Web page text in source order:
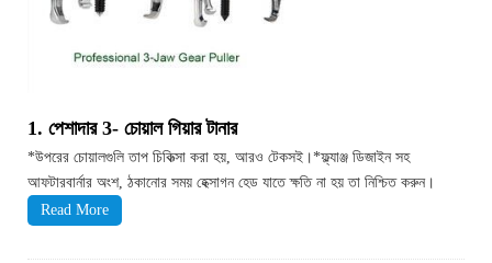
1. পেশাদার 3- চোয়াল গিয়ার টানার
*উপরের চোয়ালগুলি তাপ চিকিত্সা করা হয়, আরও টেকসই।*ফ্ল্যাঞ্জ ডিজাইন সহ
আফটারবার্নার অংশ, ঠকানোর সময় হেক্সাগন হেড যাতে ক্ষতি না হয় তা নিশ্চিত করুন।
Read More